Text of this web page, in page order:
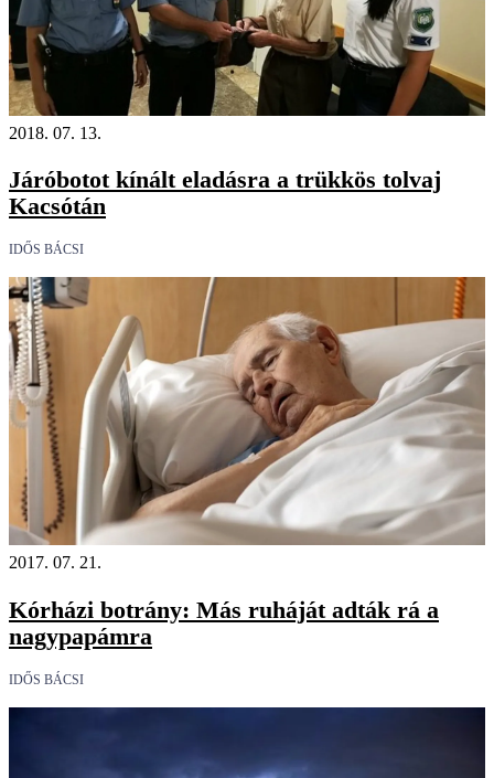
2018. 07. 13.
Járóbotot kínált eladásra a trükkös tolvaj
Kacsótán
IDŐS BÁCSI
2017. 07. 21.
Kórházi botrány: Más ruháját adták rá a
nagypapámra
IDŐS BÁCSI